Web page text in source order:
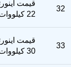
32
22 کیلووات
33
30 کیلووات